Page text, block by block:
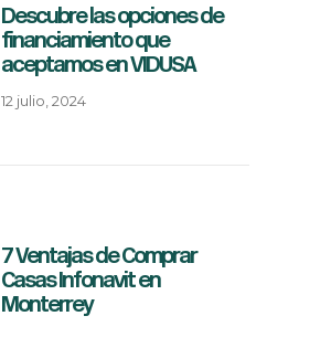
Descubre las opciones de
financiamiento que
aceptamos en VIDUSA
12 julio, 2024
7 Ventajas de Comprar
Casas Infonavit en
Monterrey